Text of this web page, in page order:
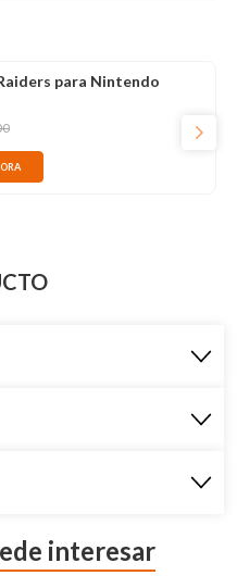
para Nintendo
interesar